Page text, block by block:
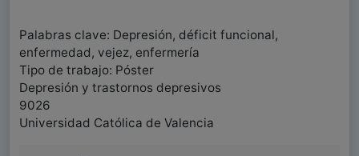
Palabras clave: Depresión, déficit funcional,
enfermedad, vejez, enfermería
Tipo de trabajo: Póster
Depresión y trastornos depresivos
9026
Universidad Católica de Valencia